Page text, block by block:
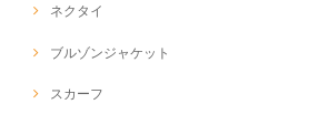
ネクタイ
ブルゾンジャケット
スカーフ